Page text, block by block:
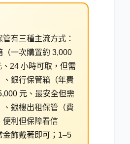
有三種主流方式：
（一次購置約 3,000
24 小時可取，但需
、銀行保管箱（年費
元、最安全但需
、銀樓出租保管（費
便利但保障看信
金飾戴著即可；1–5